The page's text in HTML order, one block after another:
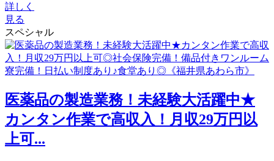
詳しく
見る
スペシャル
医薬品の製造業務！未経験大活躍中★
カンタン作業で高収入！月収29万円以
上可...